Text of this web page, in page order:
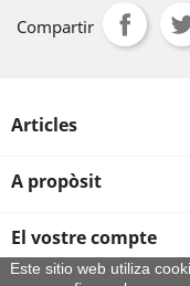
Compartir
Articles
A propòsit
El vostre compte
Este sitio web utiliza